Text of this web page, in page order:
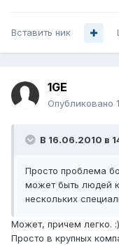
Вставить ник
1GE
Опубликовано
В 16.06.2010 в
Просто проблема
может быть людей
нескольких
Может, причем легко. :)
Просто в крупных